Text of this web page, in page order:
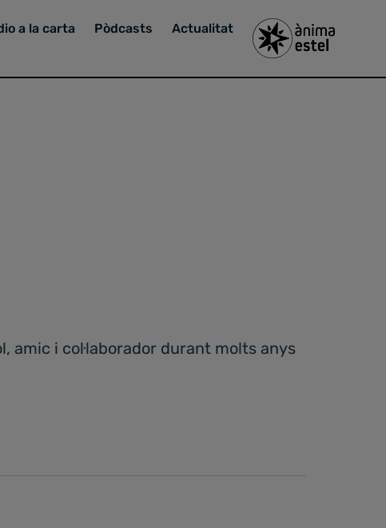
a la carta Pòdcasts Actualitat
amic i col·laborador durant molts anys